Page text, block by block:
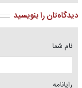
دیدگاه‌تان را بنویسید
نام شما
رایانامه